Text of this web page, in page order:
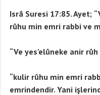
Isrâ Suresi 17:85. Ayet;
rûhu min emri rabbi ve
“Ve yes’elûneke anir
“kulir rûhu min emri
emrindendir. Yani